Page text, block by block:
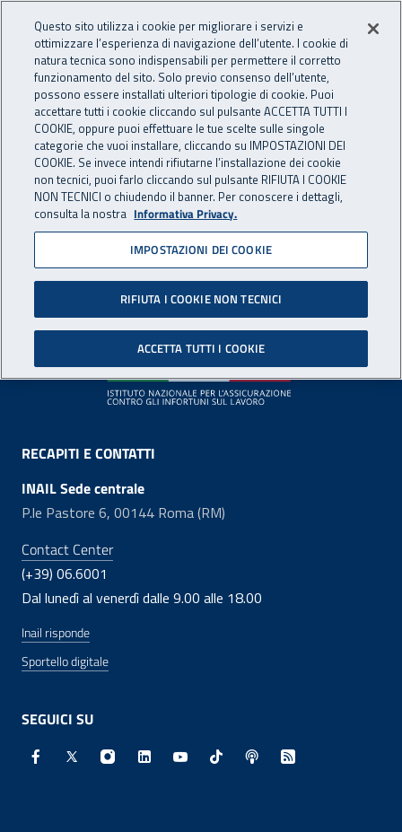
INAIL - Istituto Nazionale
Apri cerca
Navigazione principale
Pagina non disponibile
Il contenuto non è stato trovato. Per continuare la
navigazione è possibile ritornare alla
Footer
RECAPITI E CONTATTI
INAIL Sede centrale
P.le Pastore 6, 00144 Roma (RM)
Contact Center
(+39) 06.6001
Dal lunedì al venerdì dalle 9.00 alle 18.00
Inail risponde
Sportello digitale
SEGUICI SU
Facebook - Sito esterno - Apertura in nuova finestra
X - Sito esterno - Apertura in nuova finestra
Instagram - Sito esterno - Apertura in
Linkedin - Sito esterno - Apertura in
Youtube - Sito esterno -
TikTok - Sito esterno -
Spreaker - Sito
Feed RSS -
Questo sito utilizza i cookie per migliorare i servizi e
ottimizzare l’esperienza di navigazione dell’utente. I cookie di
natura tecnica sono indispensabili per permettere il corretto
funzionamento del sito. Solo previo consenso dell’utente,
possono essere installati ulteriori tipologie di cookie. Puoi
accettare tutti i cookie cliccando sul pulsante ACCETTA TUTTI I
COOKIE, oppure puoi effettuare le tue scelte sulle singole
categorie che vuoi installare, cliccando su IMPOSTAZIONI DEI
COOKIE. Se invece intendi rifiutarne l’installazione dei cookie
non tecnici, puoi farlo cliccando sul pulsante RIFIUTA I COOKIE
NON TECNICI o chiudendo il banner. Per conoscere i dettagli,
consulta la nostra Informativa Privacy.
IMPOSTAZIONI DEI COOKIE
RIFIUTA I COOKIE NON TECNICI
ACCETTA TUTTI I COOKIE